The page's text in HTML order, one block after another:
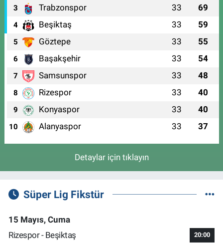
3 Trabzonspor 33 69
4 Beşiktaş 33 59
5 Göztepe 33 55
6 Başakşehir 33 54
7 Samsunspor 33 48
8 Rizespor 33 40
9 Konyaspor 33 40
10 Alanyaspor 33 37
Detaylar için tıklayın
Süper Lig Fikstür
15 Mayıs, Cuma
Rizespor - Beşiktaş
20:00